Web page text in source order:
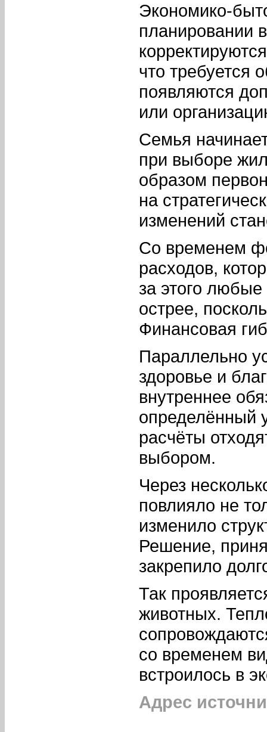
Экономико-
планировании
что требуется
появляются
или
Семья
при выборе
образом
на
изменений
Со временем
расходов,
за этого
острее,
Финансовая
Параллельно
здоровье и
внутреннее
определённый
расчёты
выбором.
Через
повлияло не
изменило
Решение,
закрепило
Так
животных.
со временем
встроилось в
Адрес